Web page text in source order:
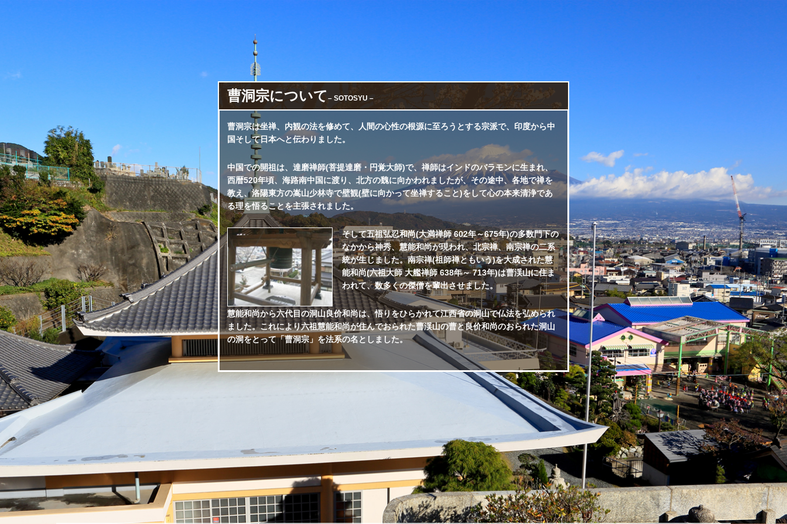
曹洞宗について – SOTOSYU –
曹洞宗は坐禅、内観の法を修めて、人間の心性の根源に至ろうとする宗派で、印度から中
国そして日本へと伝わりました。
中国での開祖は、達磨禅師(菩提達磨・円覚大師)で、禅師はインドのバラモンに生まれ、
西暦520年頃、海路南中国に渡り、北方の魏に向かわれましたが、その途中、各地で禅を
教え、洛陽東方の嵩山少林寺で壁観(壁に向かって坐禅すること)をして心の本来清浄であ
る理を悟ることを主張されました。
そして五祖弘忍和尚(大満禅師 602年～675年)の多数門下の
なかから神秀、慧能和尚が現われ、北宗禅、南宗禅の二系
統が生じました。南宗禅(祖師禅ともいう)を大成された慧
能和尚(六祖大師 大艦禅師 638年～ 713年)は曹渓山に住ま
われて、数多くの傑僧を輩出させました。
慧能和尚から六代目の洞山良价和尚は、悟りをひらかれて江西省の洞山で仏法を弘められ
ました。これにより六祖慧能和尚が住んでおられた曹渓山の曹と良价和尚のおられた洞山
の洞をとって「曹洞宗」を法系の名としました。